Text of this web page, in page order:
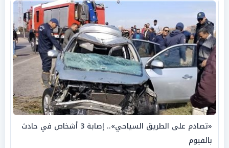
«تصادم على الطريق السياحي».. إصابة 3 أشخاص في حادث
بالفيوم